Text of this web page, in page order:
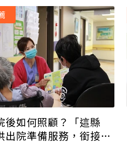
後如何照顧？「這縣
出院準備服務，銜接長